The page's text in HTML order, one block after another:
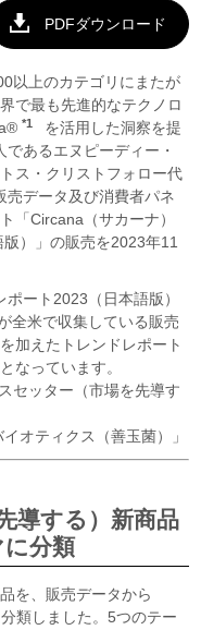
PDFダウンロード
以上のカテゴリにまたが
で最も先進的なテクノロ
*1 を活用した洞察を提
であるエヌピーディー・
ス・クリストフォロー代
売データ及び消費者パネ
「Circana（サカーナ）
）」の販売を2023年11
ート2023（日本語版）
全米で収集している販売
加えたトレンドレポート
なっています。
セッター（市場を先導す
オティクス（善玉菌）」
導する）新商品
分類
を、販売データから
類しました。5つのテー